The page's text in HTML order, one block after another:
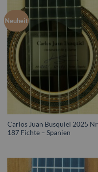
Neuheit
Carlos Juan Busquiel 2025 Nr
187 Fichte – Spanien